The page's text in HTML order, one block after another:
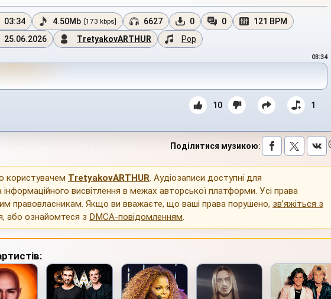
03:34 4.50Mb [173 kbps] 6627 0 0
121 BPM
25.06.2026
TretyakovARTHUR Pop
03:34
10 1
Поділитися музикою:
користувачем TretyakovARTHUR. Аудіозаписи доступні для
інформаційного висвітлення в межах авторської платформи. Усі права
правовласникам. Якщо ви вважаєте, що ваші права порушено, зв’яжіться з
або ознайомтеся з DMCA-повідомленням.